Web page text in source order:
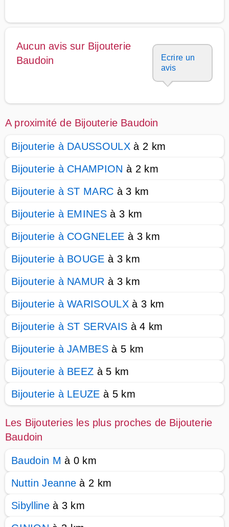
Aucun avis sur Bijouterie
Baudoin
Ecrire un
avis
A proximité de Bijouterie Baudoin
Bijouterie à DAUSSOULX à 2 km
Bijouterie à CHAMPION à 2 km
Bijouterie à ST MARC à 3 km
Bijouterie à EMINES à 3 km
Bijouterie à COGNELEE à 3 km
Bijouterie à BOUGE à 3 km
Bijouterie à NAMUR à 3 km
Bijouterie à WARISOULX à 3 km
Bijouterie à ST SERVAIS à 4 km
Bijouterie à JAMBES à 5 km
Bijouterie à BEEZ à 5 km
Bijouterie à LEUZE à 5 km
Les Bijouteries les plus proches de Bijouterie
Baudoin
Baudoin M à 0 km
Nuttin Jeanne à 2 km
Sibyllineà 3 km